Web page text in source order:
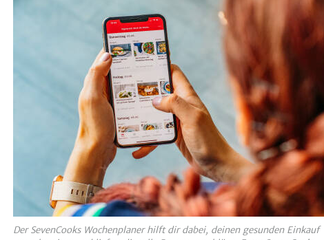
Der SevenCooks Wochenplaner hilft dir dabei, deinen gesunden Einkauf